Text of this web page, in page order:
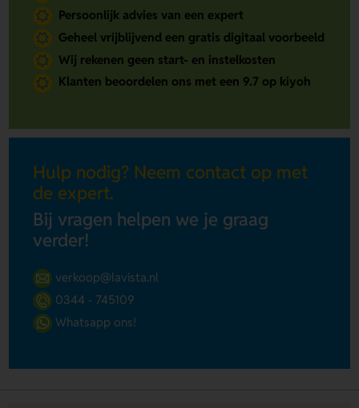
Persoonlijk advies van een expert
Geheel vrijblijvend een gratis digitaal voorbeeld
Wij rekenen geen start- en instelkosten
Klanten beoordelen ons met een 9.7 op kiyoh
Hulp nodig? Neem contact op met
de expert.
Bij vragen helpen we je graag
verder!
verkoop@lavista.nl
0344 - 745109
Whatsapp ons!